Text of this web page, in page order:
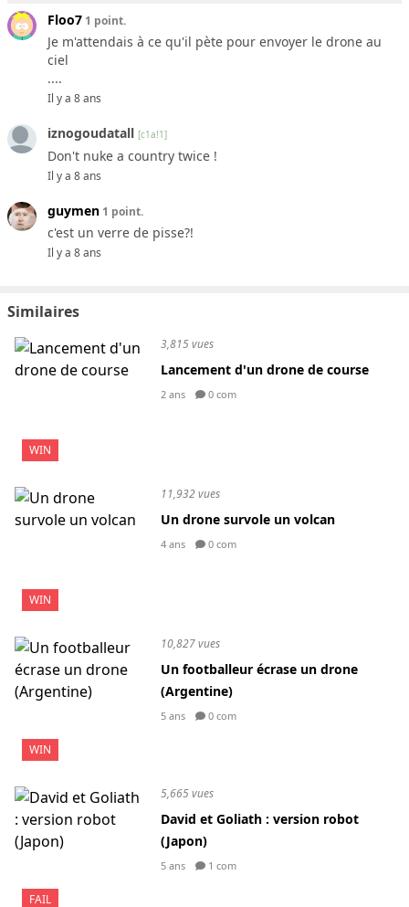
Floo7 1 point.
Je m'attendais à ce qu'il pète pour envoyer le drone au
ciel
....
Il y a 8 ans
iznogoudatall [c1a!1]
Don't nuke a country twice !
Il y a 8 ans
guymen 1 point.
c'est un verre de pisse?!
Il y a 8 ans
Similaires
WIN
3,815 vues
Lancement d'un drone de course
2 ans 0 com
WIN
11,932 vues
Un drone survole un volcan
4 ans 0 com
WIN
10,827 vues
Un footballeur écrase un drone
(Argentine)
5 ans 0 com
FAIL
5,665 vues
David et Goliath : version robot
(Japon)
5 ans 1 com